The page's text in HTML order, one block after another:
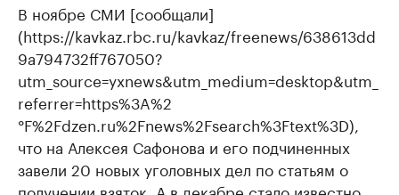
В ноябре СМИ [сообщали]
(https://kavkaz.rbc.ru/kavkaz/freenews/638613dd
9a794732ff767050?
utm_source=yxnews&utm_medium=desktop&utm_
referrer=https%3A%2
°F%2Fdzen.ru%2Fnews%2Fsearch%3Ftext%3D),
что на Алексея Сафонова и его подчиненных
завели 20 новых уголовных дел по статьям о